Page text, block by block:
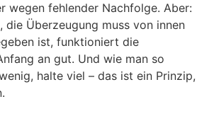
wegen fehlender Nachfolge. Aber:
die Überzeugung muss von innen
ist, funktioniert die
an gut. Und wie man so
halte viel – das ist ein Prinzip,